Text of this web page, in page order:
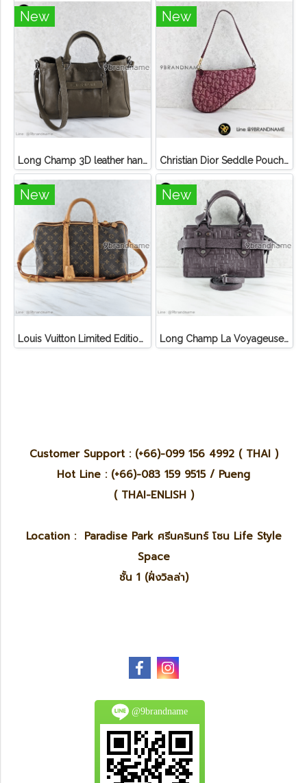
New
Long Champ 3D leather handbag
New
Christian Dior Seddle Pouch Accessory Hand Bag
New
Louis Vuitton Limited Edition Monogram Canvas Sofia Coppola SC Bag
New
Long Champ La Voyageuse Bag Leather
Customer Support : (+66)-099 156 4992 ( THAI )
Hot Line : (+66)-083 159 9515 / Pueng
( THAI-ENLISH )
Location : Paradise Park ศรีนครินทร์ โซน Life Style
Space
ชั้น 1 (ฝั่งวิลล่า)
@9brandname